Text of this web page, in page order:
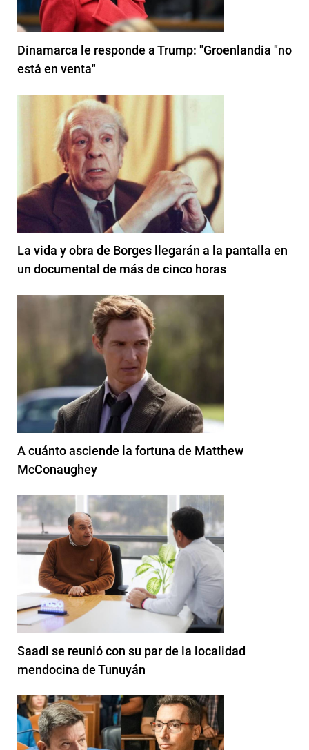
Dinamarca le responde a Trump: "Groenlandia "no
está en venta"
La vida y obra de Borges llegarán a la pantalla en
un documental de más de cinco horas
A cuánto asciende la fortuna de Matthew
McConaughey
Saadi se reunió con su par de la localidad
mendocina de Tunuyán